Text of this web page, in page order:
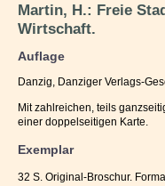
Martin, H.: Freie
Wirtschaft.
Auflage
Danzig, Danziger Verlags-
Mit zahlreichen, teils
einer doppelseitigen Karte.
Exemplar
32 S. Original-Broschur.